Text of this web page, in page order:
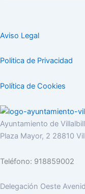
Aviso Legal
Politica de Privacidad
Política de Cookies
Ayuntamiento de
Plaza Mayor, 2 28810
Teléfono: 918859002
Delegación Oeste